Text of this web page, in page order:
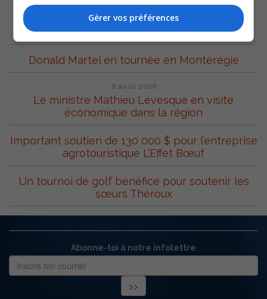
Les Éleveurs de porcs de la Montérégie
célèbrent le 60e anniversaire de leur
organisation
Donald Martel en tournée en Montérégie
8 août 2026
Le ministre Mathieu Lévesque en visite
économique dans la région
Important soutien de 130 000 $ pour l’entreprise
agrotouristique L’Effet Bœuf
Un tournoi de golf bénéfice pour soutenir les
sœurs Théroux
Abonne-toi à notre infolettre
Gérer vos préférences